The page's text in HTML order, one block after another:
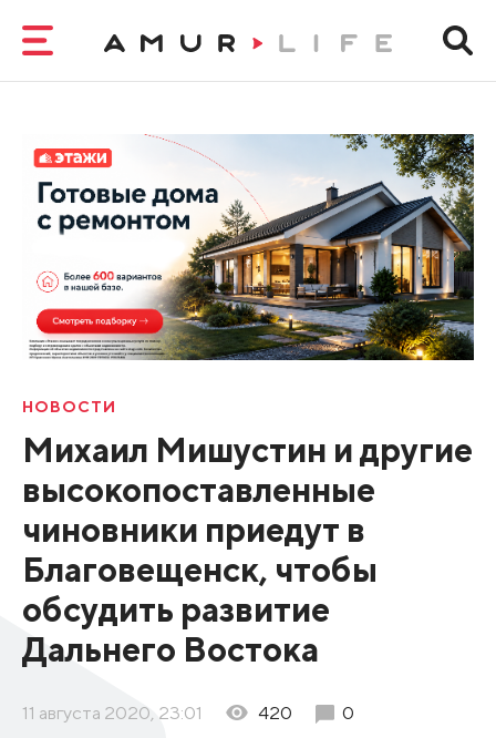
НОВОСТИ
Михаил Мишустин и другие
высокопоставленные
чиновники приедут в
Благовещенск, чтобы
обсудить развитие
Дальнего Востока
11 августа 2020, 23:01 420 0